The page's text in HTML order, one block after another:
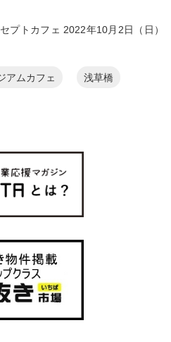
プトカフェ 2022年10月2日（日）
アムカフェ 浅草橋